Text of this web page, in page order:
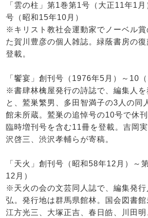
「雲の柱」第1巻第1号（大正11年1
号（昭和15年10月）
※キリスト教社会運動家でノーベル賞
た賀川豊彦の個人雑誌。緑蔭書房の
登載。
「饗宴」創刊号（1976年5月）～10
※書肆林檎屋発行の詩誌で、編集人を
と、鷲巣繁男、多田智満子の3人の同
館未所蔵。鷲巣の追悼号の10号で休
臨時増刊号を含む11冊を登載。吉岡
沢啓三、渋沢孝輔らが寄稿。
「天火」創刊号（昭和58年12月）～
12月）
※天火の会の文芸同人誌で、編集発行
弘。発行地は群馬県館林。国会図書
江方光三、大塚正吉、春日皓、川田明